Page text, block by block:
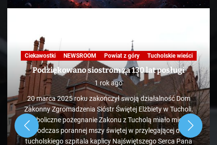
z góry Tucholskie wieści
za 130 lat posługi
swoją działalność Dom
Świętej Elżbiety w Tucholi.
z Tucholą miało miejsce
w przylegającej do
Serca Pana
Nasza praca NEWSROOM
Telewizja
Tucholskie
KAWA Z TOKiS-em w 100
wysypisko śmieci
1 rok ago
Zdaje się, że pozycja
administrowanego przez PK jest
obok ale od strony Chojnic,